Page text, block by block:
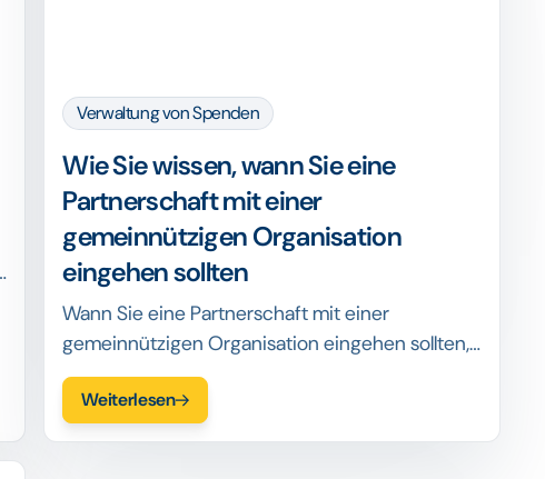
Verwaltung von Spenden
Wie Sie wissen, wann Sie eine
Partnerschaft mit einer
gemeinnützigen Organisation
eingehen sollten
Wann Sie eine Partnerschaft mit einer
gemeinnützigen Organisation eingehen sollten,
hängt davon ab, ob Sie verstehen, wie beide
Organisationen voneinander profitieren können.
Weiterlesen